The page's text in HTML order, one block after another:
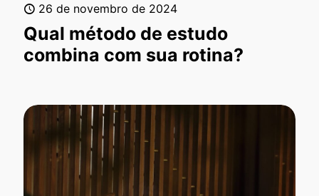
26 de novembro de 2024
Qual método de estudo
combina com sua rotina?